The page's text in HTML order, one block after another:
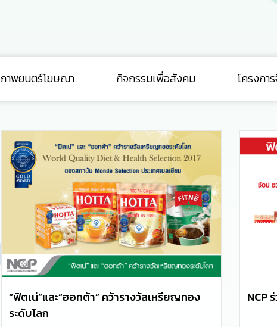
ภาพยนตร์โฆษณา กิจกรรมเพื่อสังคม โครงกา
“ฟิตเน่”และ“ฮอทต้า” คว้ารางวัลเหรียญทอง
ระดับโลก
NCP